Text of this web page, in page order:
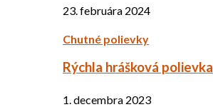
23. februára 2024
Chutné polievky
Rýchla hrášková polievka
1. decembra 2023